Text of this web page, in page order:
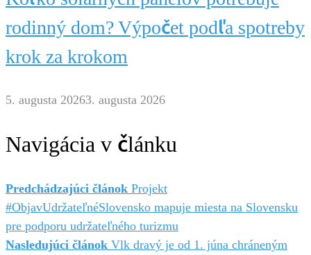
rodinný dom? Výpočet podľa spotreby
krok za krokom
5. augusta 20263. augusta 2026
Navigácia v článku
Predchádzajúci článok Projekt
#ObjavUdržateľnéSlovensko mapuje miesta na Slovensku
pre podporu udržateľného turizmu
Nasledujúci článok Vlk dravý je od 1. júna chráneným